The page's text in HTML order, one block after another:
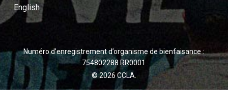
English
Numéro d’enregistrement d’organisme de bienfaisance :
754802288 RR0001
© 2026 CCLA.